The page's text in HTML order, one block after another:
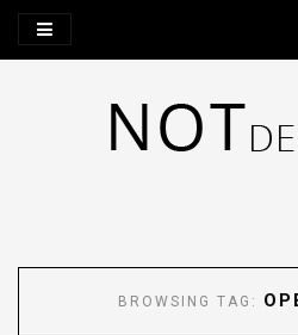
BROWSING TAG: